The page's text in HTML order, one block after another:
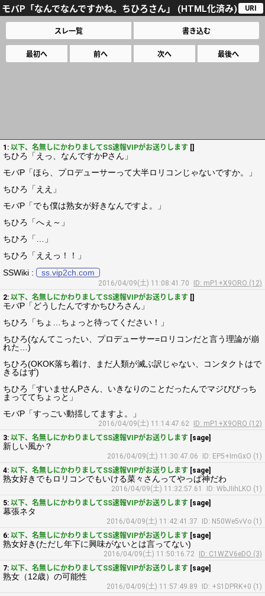
モバP「なんでなんですかね。ちひろさん」 (HTML化済み) URI
スレ一覧 書き込む
最初へ 前へ 次へ 最後へ
1: 以下、名無しにかわりましてSS速報VIPがお送りします []
ちひろ「えっ、なんですかPさん」
モバP「ほら、プロデューサーって大半ロリコンじゃないですか。」
ちひろ「ええ」
モバP「でも僕は熟女が好きなんですよ。」
ちひろ「へぇ～」
ちひろ「…」
ちひろ「ええっ！！」
SSWiki :
ss.vip2ch.com
2016/04/09(土) 11:08:41.70
ID: mP1+X9ORO (12)
2: 以下、名無しにかわりましてSS速報VIPがお送りします []
モバP「どうしたんですかちひろさん」
ちひろ「ちょ…ちょっと待ってください！」
ちひろ(なんてこったい、プロデューサー=ロリコンだと言う理論が崩
れた…)
ちひろ(OKOK落ち着け、まだ人類が滅ぶ訳じゃない、コンタクトはで
きるはず)
ちひろ「すいませんPさん、いきなりのことだったんでマジびびっち
まっててちょっと」
モバP「すっごい動揺してますよ。」
2016/04/09(土) 11:14:47.62
ID: mP1+X9ORO (12)
3: 以下、名無しにかわりましてSS速報VIPがお送りします [sage]
新しい風か？
2016/04/09(土) 11:30:47.06
ID: EP5+ImGxO (1)
4: 以下、名無しにかわりましてSS速報VIPがお送りします [sage]
熟女好きでもロリコンでもいける菜々さんってやっぱ神だわ
2016/04/09(土) 11:32:57.61
ID: WbJIihLKO (1)
5: 以下、名無しにかわりましてSS速報VIPがお送りします [sage]
幕張ネタ
2016/04/09(土) 11:42:41.37
ID: N50We5vVo (1)
6: 以下、名無しにかわりましてSS速報VIPがお送りします [sage]
熟女好き(ただし年下に興味がないとは言ってない)
2016/04/09(土) 11:50:16.72
ID: C1WZV6eDO (3)
7: 以下、名無しにかわりましてSS速報VIPがお送りします [sage]
熟女（12歳）の可能性
2016/04/09(土) 11:57:49.89
ID: +S1DPRK+0 (1)